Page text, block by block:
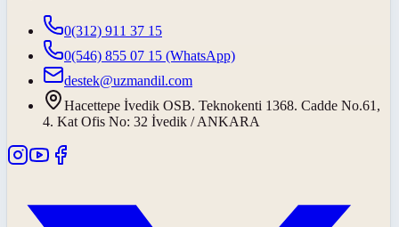
0(312) 911 37 15
0(546) 855 07 15 (WhatsApp)
destek@uzmandil.com
Hacettepe İvedik OSB. Teknokenti 1368. Cadde No.61,
4. Kat Ofis No: 32 İvedik / ANKARA